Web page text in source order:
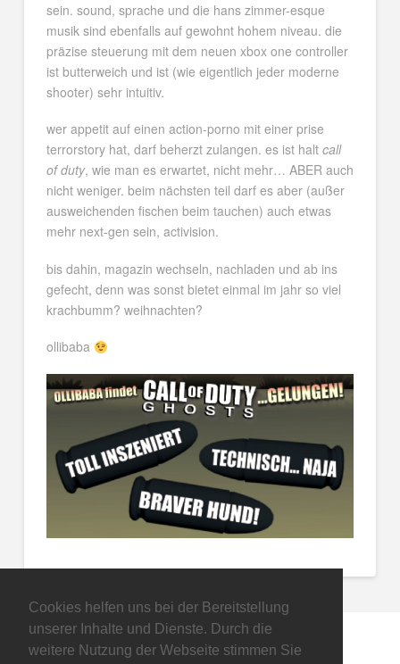
Cookies helfen uns bei der Bereitstellung
unserer Inhalte und Dienste. Durch die
weitere Nutzung der Webseite stimmen Sie
sein. sound, sprache und die hans zimmer-esque
musik sind ebenfalls auf gewohnt hohem niveau. die
präzise steuerung mit dem neuen xbox one controller
ist butterweich und ist (wie eigentlich jeder moderne
shooter) sehr intuitiv.
wer appetit auf einen action-porno mit einer prise
terrorstory hat, darf beherzt zulangen. es ist halt call
of duty, wie man es erwartet, nicht mehr… ABER auch
nicht weniger. beim nächsten teil darf es aber (außer
ausweichenden fischen beim tauchen) auch etwas
mehr next-gen sein, activision.
bis dahin, magazin wechseln, nachladen und ab ins
gefecht, denn was sonst bietet einmal im jahr so viel
krachbumm? weihnachten?
ollibaba